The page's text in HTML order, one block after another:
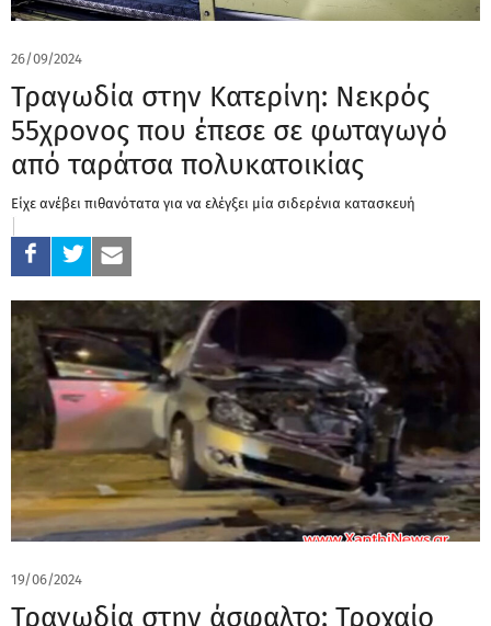
26/09/2024
Τραγωδία στην Κατερίνη: Νεκρός
55χρονος που έπεσε σε φωταγωγό
από ταράτσα πολυκατοικίας
Είχε ανέβει πιθανότατα για να ελέγξει μία σιδερένια κατασκευή
19/06/2024
Τραγωδία στην άσφαλτο: Τροχαίο